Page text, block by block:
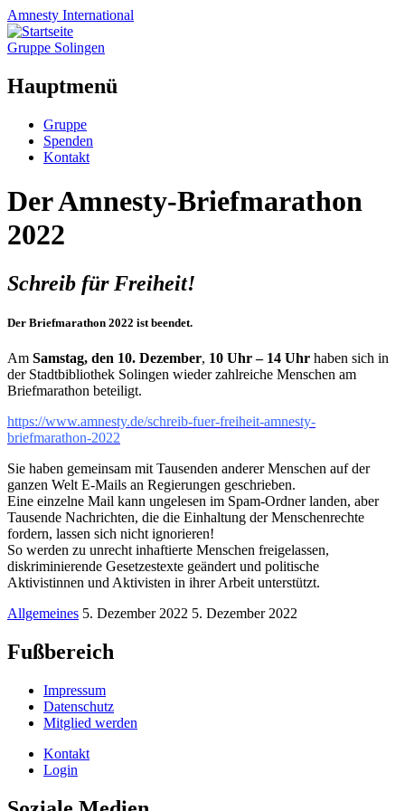
Amnesty International
Gruppe Solingen
Hauptmenü
Zum
Inhalt
springen
Gruppe
Spenden
Kontakt
Der Amnesty-Briefmarathon
2022
Schreib für Freiheit!
Der Briefmarathon 2022 ist beendet.
Am Samstag, den 10. Dezember, 10 Uhr – 14 Uhr haben sich in
der Stadtbibliothek Solingen wieder zahlreiche Menschen am
Briefmarathon beteiligt.
https://www.amnesty.de/schreib-fuer-freiheit-amnesty-
briefmarathon-2022
Sie haben gemeinsam mit Tausenden anderer Menschen auf der
ganzen Welt E-Mails an Regierungen geschrieben.
Eine einzelne Mail kann ungelesen im Spam-Ordner landen, aber
Tausende Nachrichten, die die Einhaltung der Menschenrechte
fordern, lassen sich nicht ignorieren!
So werden zu unrecht inhaftierte Menschen freigelassen,
diskriminierende Gesetzestexte geändert und politische
Aktivistinnen und Aktivisten in ihrer Arbeit unterstützt.
Allgemeines 5. Dezember 2022 5. Dezember 2022
Fußbereich
Impressum
Datenschutz
Mitglied werden
Kontakt
Login